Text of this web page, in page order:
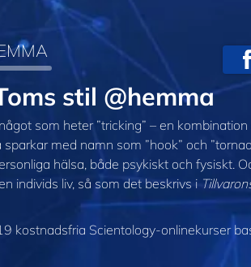
stil @hemma
som heter ”tricking” – en
med namn som ”hook” och
hälsa, både psykiskt och fysiskt.
individs liv, så som det beskrivs i
kostnadsfria Scientology-onlinekurser